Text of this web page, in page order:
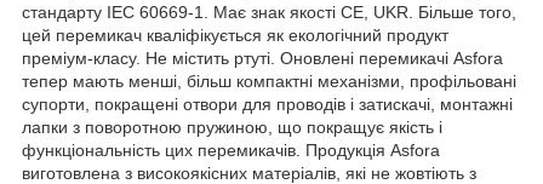
стандарту IEC 60669-1. Має знак якості CE, UKR. Більше того,
цей перемикач кваліфікується як екологічний продукт
преміум-класу. Не містить ртуті. Оновлені перемикачі Asfora
тепер мають менші, більш компактні механізми, профільовані
супорти, покращені отвори для проводів і затискачі, монтажні
лапки з поворотною пружиною, що покращує якість і
функціональність цих перемикачів. Продукція Asfora
виготовлена з високоякісних матеріалів, які не жовтіють з